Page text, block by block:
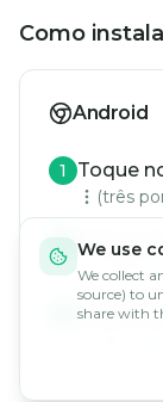
We use
We collect
source) to
share with
Como
Android
1 Toque
(três
2 Toque
ou